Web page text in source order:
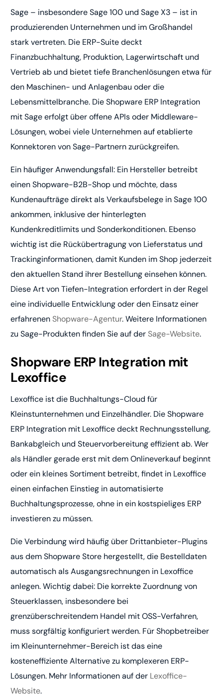
Sage – insbesondere Sage 100 und Sage X3 – ist in
produzierenden Unternehmen und im Großhandel
stark vertreten. Die ERP-Suite deckt
Finanzbuchhaltung, Produktion, Lagerwirtschaft und
Vertrieb ab und bietet tiefe Branchenlösungen etwa für
den Maschinen- und Anlagenbau oder die
Lebensmittelbranche. Die Shopware ERP Integration
mit Sage erfolgt über offene APIs oder Middleware-
Lösungen, wobei viele Unternehmen auf etablierte
Konnektoren von Sage-Partnern zurückgreifen.
Ein häufiger Anwendungsfall: Ein Hersteller betreibt
einen Shopware-B2B-Shop und möchte, dass
Kundenaufträge direkt als Verkaufsbelege in Sage 100
ankommen, inklusive der hinterlegten
Kundenkreditlimits und Sonderkonditionen. Ebenso
wichtig ist die Rückübertragung von Lieferstatus und
Trackinginformationen, damit Kunden im Shop jederzeit
den aktuellen Stand ihrer Bestellung einsehen können.
Diese Art von Tiefen-Integration erfordert in der Regel
eine individuelle Entwicklung oder den Einsatz einer
erfahrenenShopware-Agentur. Weitere Informationen
zu Sage-Produkten finden Sie auf derSage-Website.
Shopware ERP Integration mit
Lexoffice
Lexoffice ist die Buchhaltungs-Cloud für
Kleinstunternehmen und Einzelhändler. Die Shopware
ERP Integration mit Lexoffice deckt Rechnungsstellung,
Bankabgleich und Steuervorbereitung effizient ab. Wer
als Händler gerade erst mit dem Onlineverkauf beginnt
oder ein kleines Sortiment betreibt, findet in Lexoffice
einen einfachen Einstieg in automatisierte
Buchhaltungsprozesse, ohne in ein kostspieliges ERP
investieren zu müssen.
Die Verbindung wird häufig über Drittanbieter-Plugins
aus dem Shopware Store hergestellt, die Bestelldaten
automatisch als Ausgangsrechnungen in Lexoffice
anlegen. Wichtig dabei: Die korrekte Zuordnung von
Steuerklassen, insbesondere bei
grenzüberschreitendem Handel mit OSS-Verfahren,
muss sorgfältig konfiguriert werden. Für Shopbetreiber
im Kleinunternehmer-Bereich ist das eine
kosteneffiziente Alternative zu komplexeren ERP-
Lösungen. Mehr Informationen auf der Lexoffice-
Website.